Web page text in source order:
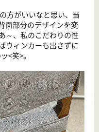
方がいいなと思い、当
面部分のデザインを変
～、私のこだわりの性
ウィンカーも出さずに
<笑>。